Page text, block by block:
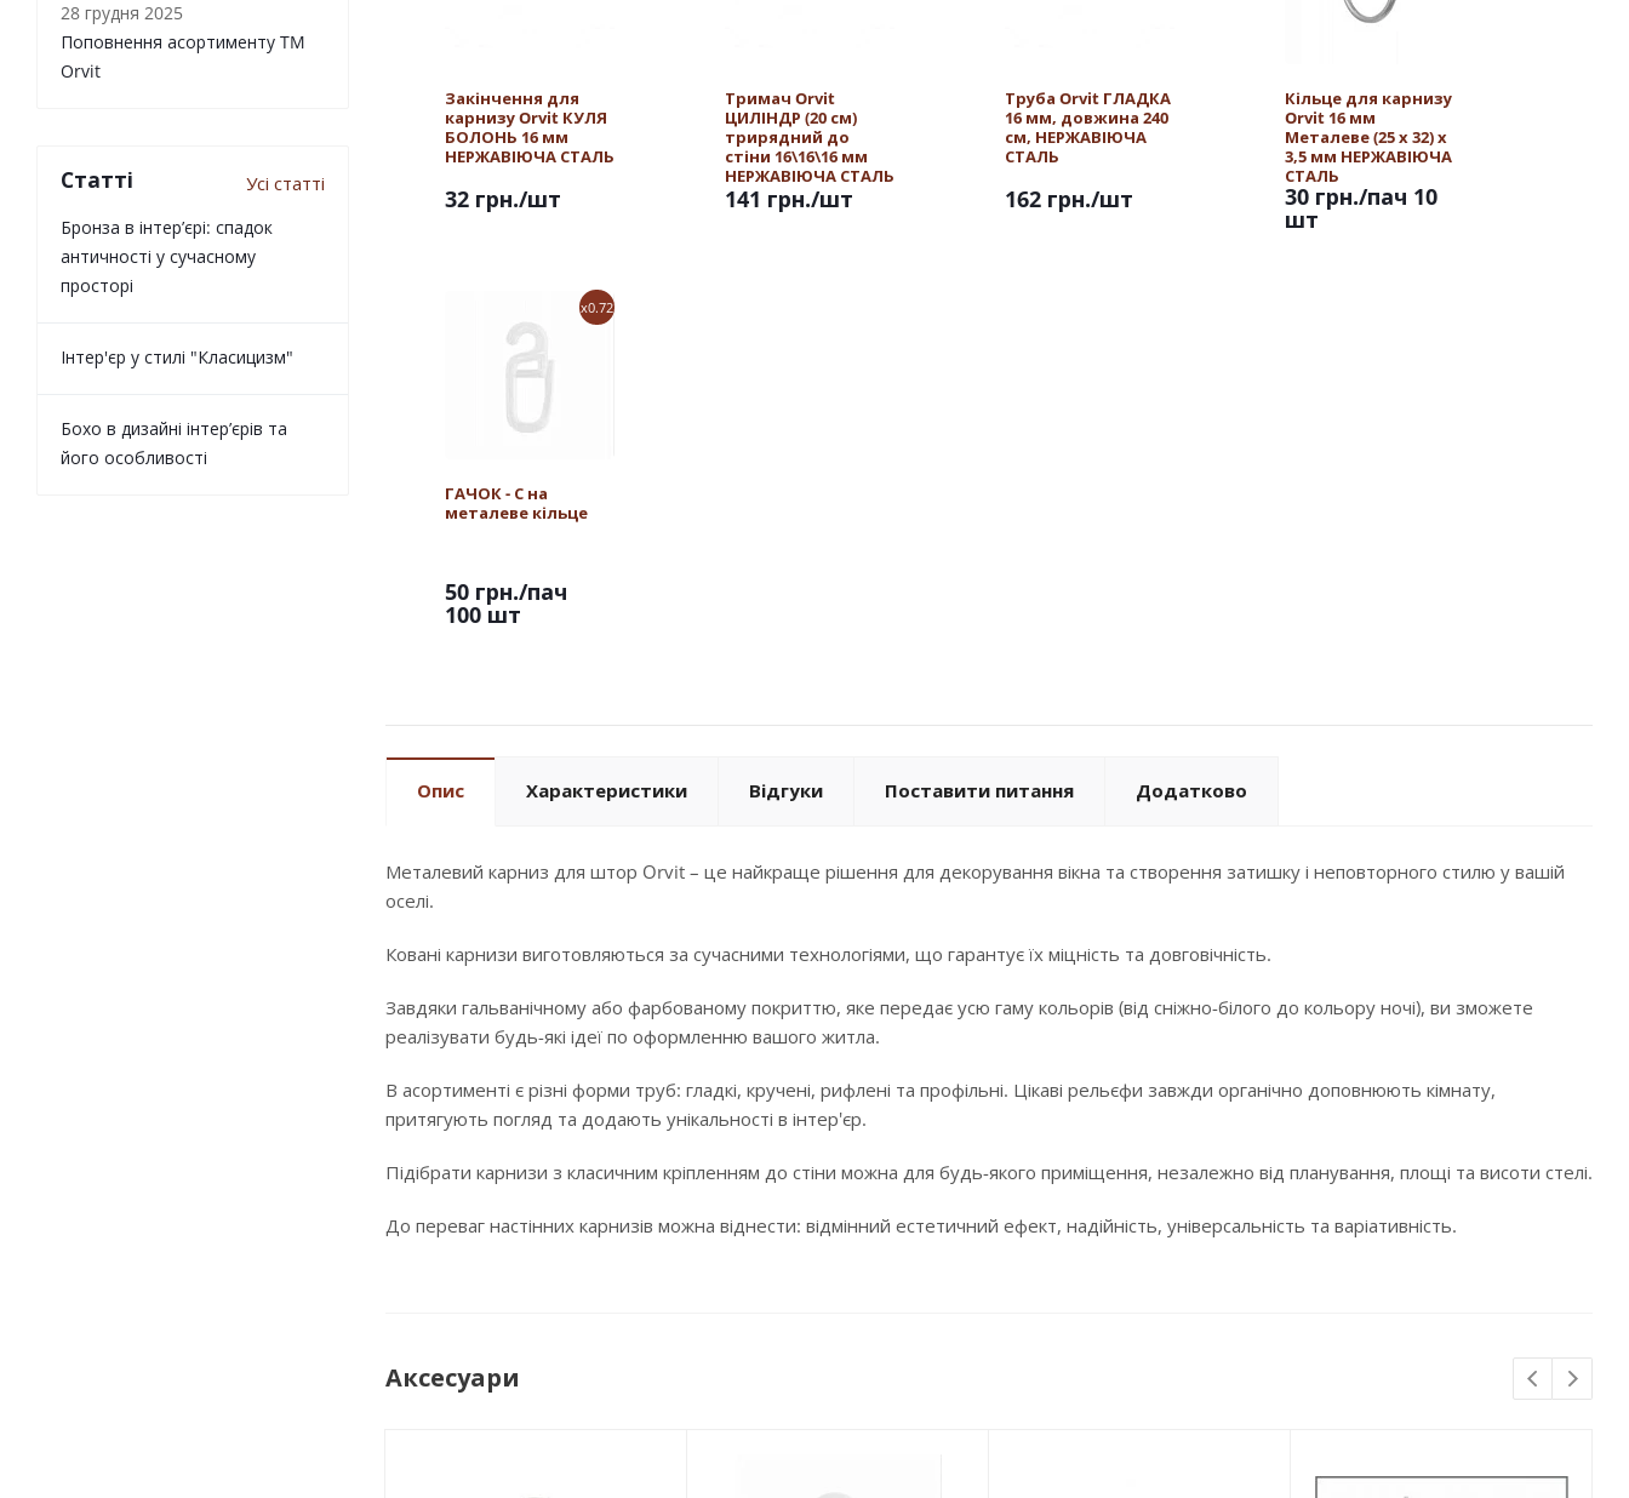
Закінчення для
карнизу Orvit КУЛЯ
БОЛОНЬ 16 мм
НЕРЖАВІЮЧА СТАЛЬ
32 грн./шт
Тримач Orvit
ЦИЛІНДР (20 см)
трирядний до
стіни 16\16\16 мм
НЕРЖАВІЮЧА СТАЛЬ
141 грн./шт
Труба Orvit ГЛАДКА
16 мм, довжина 240
см, НЕРЖАВІЮЧА
СТАЛЬ
162 грн./шт
Кільце для карнизу
Orvit 16 мм
Металеве (25 х 32) х
3,5 мм НЕРЖАВІЮЧА
СТАЛЬ
30 грн./пач 10
шт
x0.72
ГАЧОК - С на
металеве кільце
50 грн./пач
100 шт
Опис Характеристики Відгуки Поставити питання Додатково
Металевий карниз для штор Orvit – це найкраще рішення для декорування вікна та створення затишку і неповторного стилю у вашій
оселі.
Ковані карнизи виготовляються за сучасними технологіями, що гарантує їх міцність та довговічність.
Завдяки гальванічному або фарбованому покриттю, яке передає усю гаму кольорів (від сніжно-білого до кольору ночі), ви зможете
реалізувати будь-які ідеї по оформленню вашого житла.
В асортименті є різні форми труб: гладкі, кручені, рифлені та профільні. Цікаві рельєфи завжди органічно доповнюють кімнату,
притягують погляд та додають унікальності в інтер'єр.
Підібрати карнизи з класичним кріпленням до стіни можна для будь-якого приміщення, незалежно від планування, площі та висоти стелі.
До переваг настінних карнизів можна віднести: відмінний естетичний ефект, надійність, універсальність та варіативність.
Аксесуари
28 грудня 2025
Поповнення асортименту TM
Orvit
Статті Усі статті
Бронза в інтер’єрі: спадок
античності у сучасному
просторі
Інтер'єр у стилі "Класицизм"
Бохо в дизайні інтер’єрів та
його особливості